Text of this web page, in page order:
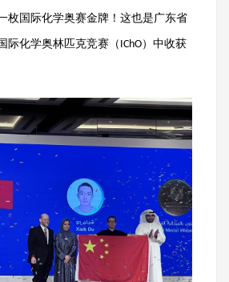
枚国际化学奥赛金牌！这也是广东省
际化学奥林匹克竞赛（ IChO）中收获